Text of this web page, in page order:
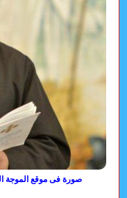
صورة فى موقع الموجة